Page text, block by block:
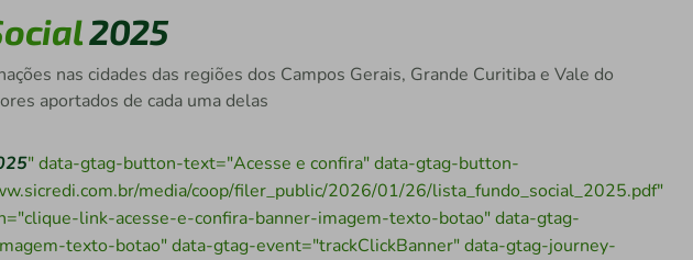
2025
nas cidades das regiões dos Campos Gerais, Grande Curitiba e Vale do
aportados de cada uma delas
" data-gtag-button-text="Acesse e confira" data-gtag-button-
media/coop/filer_public/2026/01/26/lista_fundo_social_2025.pdf"
link-acesse-e-confira-banner-imagem-texto-botao" data-gtag-
texto-botao" data-gtag-event="trackClickBanner" data-gtag-journey-